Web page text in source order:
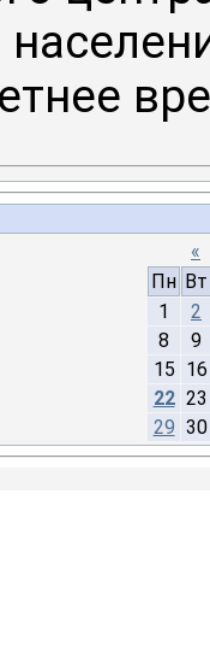
«
Пн Вт
1
2
8
9
15 16
22 23
29 30